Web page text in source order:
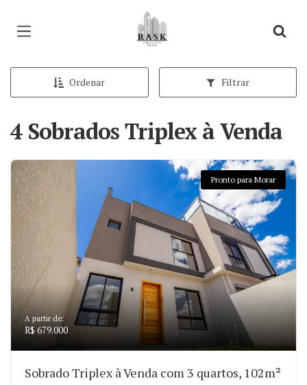
Página inicial
Ordenar Filtrar
4 Sobrados Triplex à Venda
Pronto para Morar
A partir de:
R$ 679.000
Sobrado Triplex à Venda com 3 quartos, 102m²